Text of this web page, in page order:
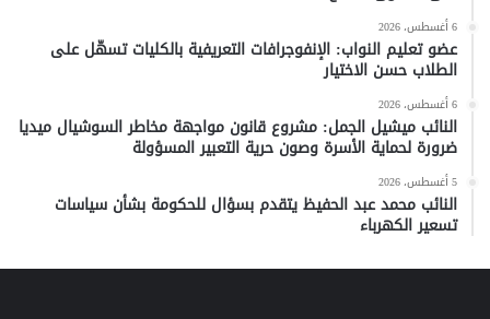
6 أغسطس، 2026
عضو تعليم النواب: الإنفوجرافات التعريفية بالكليات تسهّل على
الطلاب حسن الاختيار
6 أغسطس، 2026
النائب ميشيل الجمل: مشروع قانون مواجهة مخاطر السوشيال ميديا
ضرورة لحماية الأسرة وصون حرية التعبير المسؤولة
5 أغسطس، 2026
النائب محمد عبد الحفيظ يتقدم بسؤال للحكومة بشأن سياسات
تسعير الكهرباء